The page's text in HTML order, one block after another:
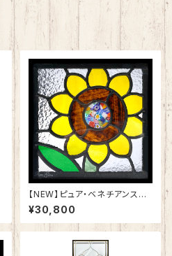
【NEW】ピュア・ベネチアンステ
ンドグラスSH-VD11
¥30,800